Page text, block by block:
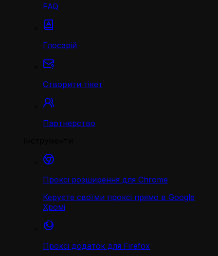
FAQ
Глосарій
Створити тікет
Партнерство
Проксі розширення для Chrome
Керуєте своїми проксі прямо в Google
Хромі
Проксі додаток для Firefox